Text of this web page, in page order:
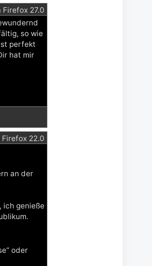
so wie
perfekt
hat mir
an der
ich genieße
oder